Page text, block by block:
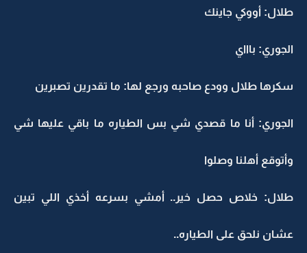
طلال: أووكي جاينك
الجوري: باااي
سكرها طلال وودع صاحبه ورجع لها: ما تقدرين تصبرين
الجوري: أنا ما قصدي شي بس الطياره ما باقي عليها شي
وأتوقع أهلنا وصلوا
طلال: خلاص حصل خير.. أمشي بسرعه أخذي اللي تبين
عشان نلحق على الطياره..